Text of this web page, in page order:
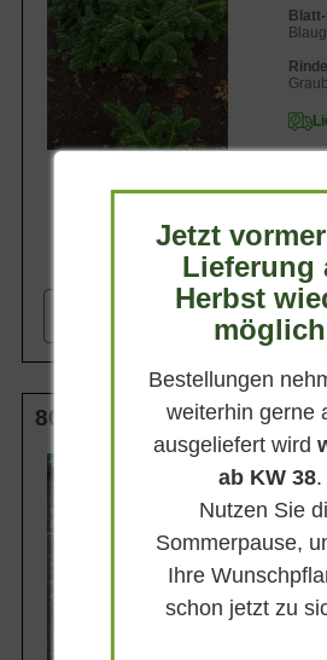
Rinde
+ In den
80-100 cm m. B.
15 -
Rinde
Jetzt
Lieferung
Herbst
möglich
Bestellungen
weiterhin
ausgeliefert wird
ab KW 38.
Nutzen Sie
Sommerpause,
Ihre
schon jetzt zu